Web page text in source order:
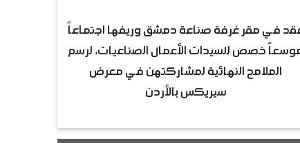
في مقر غرفة صناعة دمشق وريفها اجتماعاً
خصص للسيدات الأعمال الصناعيات، لرسم
الملامح النهائية لمشاركتهن في معرض
سيريكس بالأردن